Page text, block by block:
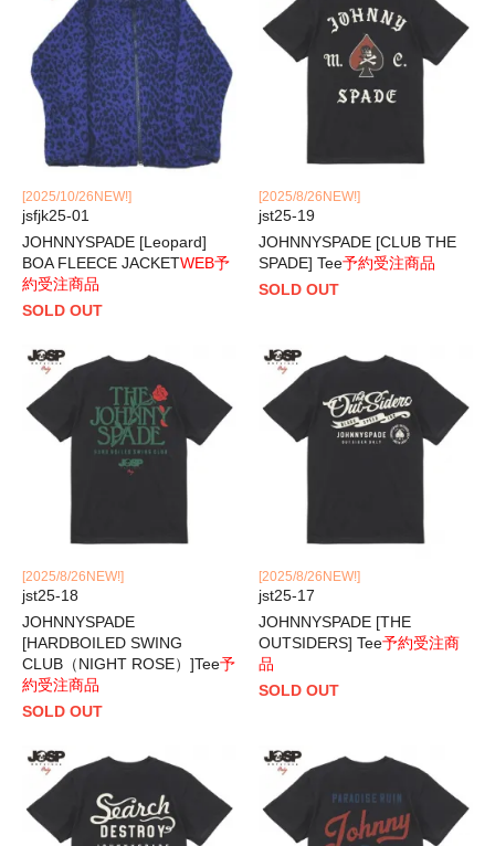
[2025/10/26NEW!]
jsfjk25-01
JOHNNYSPADE [Leopard]
BOA FLEECE JACKETWEB予
約受注商品
SOLD OUT
[2025/8/26NEW!]
jst25-19
JOHNNYSPADE [CLUB THE
SPADE] Tee予約受注商品
SOLD OUT
[2025/8/26NEW!]
jst25-18
JOHNNYSPADE
[HARDBOILED SWING
CLUB（NIGHT ROSE）]Tee予
約受注商品
SOLD OUT
[2025/8/26NEW!]
jst25-17
JOHNNYSPADE [THE
OUTSIDERS] Tee予約受注商
品
SOLD OUT